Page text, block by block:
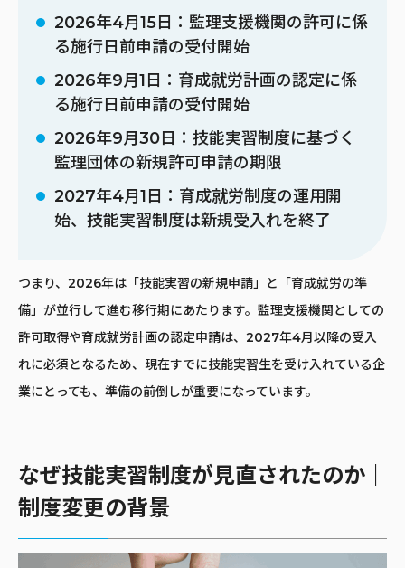
2026年4月15日：監理支援機関の許可に係
る施行日前申請の受付開始
2026年9月1日：育成就労計画の認定に係
る施行日前申請の受付開始
2026年9月30日：技能実習制度に基づく
監理団体の新規許可申請の期限
2027年4月1日：育成就労制度の運用開
始、技能実習制度は新規受入れを終了
つまり、2026年は「技能実習の新規申請」と「育成就労の準
備」が並行して進む移行期にあたります。監理支援機関としての
許可取得や育成就労計画の認定申請は、2027年4月以降の受入
れに必須となるため、現在すでに技能実習生を受け入れている企
業にとっても、準備の前倒しが重要になっています。
なぜ技能実習制度が見直されたのか｜
制度変更の背景